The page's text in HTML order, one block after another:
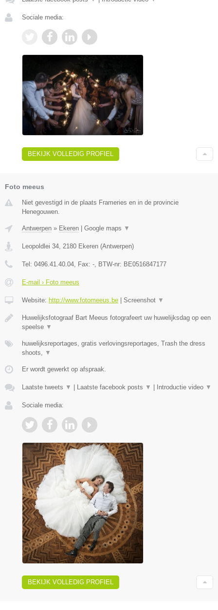
Sociale media:
BEKIJK VOLLEDIG PROFIEL
Foto meeus
Niet gevestigd in de plaats Frameries en in de provincie
Henegouwen.
Antwerpen » Ekeren | Google maps ▼
Leopoldlei 34 2180 Ekeren (Antwerpen)
Tel: 0496.41.40.04 , Fax: - , BTW-nr: BE0516847177
E-mail › Foto meeus
Website: http://www.fotomeeus.be | Screenshot ▼
Huwelijksfotograaf Bart Meeus fotografeert uw huwelijksdag op een
speelse ▼
huwelijksreportages, gratis verlovingsreportages, Trash the dress
shoots,
▼
Er wordt gewerkt op afspraak.
Laatste tweets ▼ | Laatste facebook posts ▼ | Introductie video ▼
Sociale media:
BEKIJK VOLLEDIG PROFIEL